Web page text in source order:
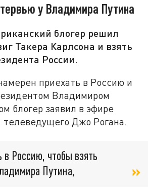
у Владимира Путина
блогер решил
Такера Карлсона и взять
России.
приехать в Россию и
Владимиром
блогер заявил в эфире
телеведущего Джо Рогана.
в Россию, чтобы взять
Путина,